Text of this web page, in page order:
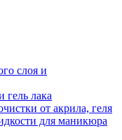
слоя и
гель лака
от акрила, геля
для маникюра